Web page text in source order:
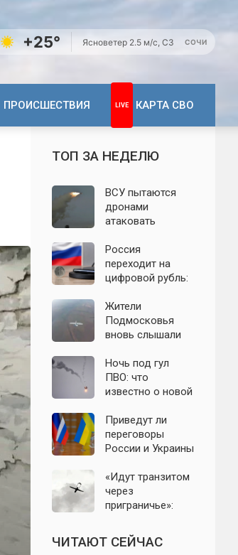
+25° Ясноветер 2.5 м/с, СЗ СОЧИ
ПРОИСШЕСТВИЯ КАРТА СВО
ТОП ЗА НЕДЕЛЮ
ВСУ пытаются
дронами
атаковать
Крыма: свежие
подробности
налёта на
06.08.2026
Россия
переходит на
цифровой рубль:
систему сравнили
с моделью СССР
Жители
Подмосковья
вновь слышали
что известно об
отражении
налёта БПЛА в
Ночь под гул
ПВО: что
известно о новой
Подмосковье и
Москву 6 августа
Приведут ли
переговоры
России и Украины
СВО: что
известно на 6
августа 2026
заявления
политиков
«Идут транзитом
через
приграничье»:
точки запуска
дронов ВСУ по
ЧИТАЮТ СЕЙЧАС